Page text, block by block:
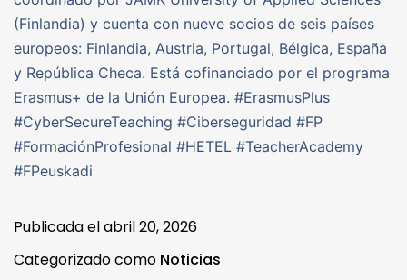
(Finlandia) y cuenta con nueve socios de seis países
europeos: Finlandia, Austria, Portugal, Bélgica, España
y República Checa. Está cofinanciado por el programa
Erasmus+ de la Unión Europea. #ErasmusPlus
#CyberSecureTeaching #Ciberseguridad #FP
#FormaciónProfesional #HETEL #TeacherAcademy
#FPeuskadi
Publicada elabril 20, 2026
Categorizado como Noticias